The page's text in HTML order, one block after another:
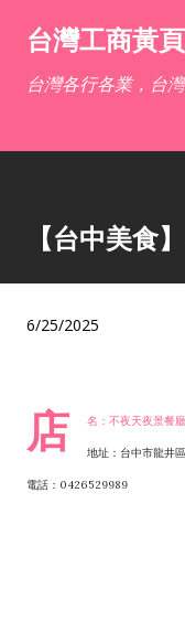
台灣工商黃
台灣各行各業，台
【台中美食
6/25/2025
店 名：不夜天夜景餐廳
地址：台中市龍井
電話：0426529989